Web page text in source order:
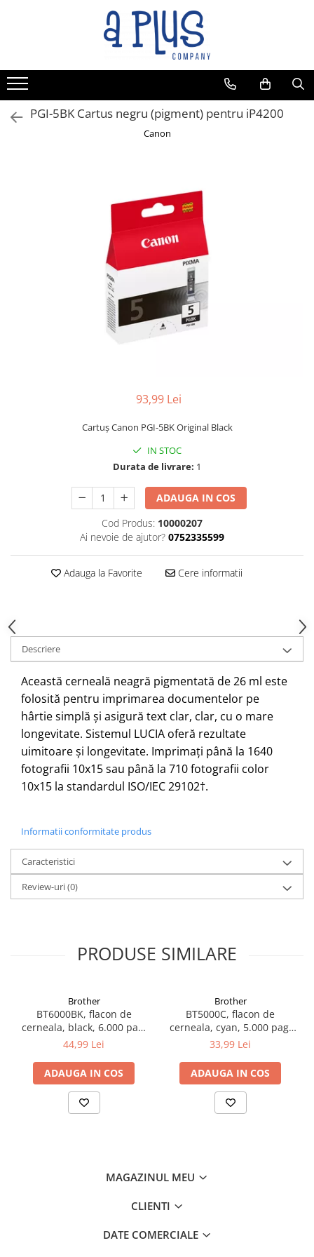
PGI-5BK Cartus negru (pigment) pentru iP4200
Canon
93,99 Lei
Cartuş Canon PGI-5BK Original Black
IN STOC
Durata de livrare: 1
ADAUGA IN COS
Cod Produs: 10000207
Ai nevoie de ajutor? 0752335599
Adauga la Favorite Cere informatii
Descriere
Această cerneală neagră pigmentată de 26 ml este
folosită pentru imprimarea documentelor pe
hârtie simplă și asigură text clar, clar, cu o mare
longevitate. Sistemul LUCIA oferă rezultate
uimitoare și longevitate. Imprimați până la 1640
fotografii 10x15 sau până la 710 fotografii color
10x15 la standardul ISO/IEC 29102†.
Informatii conformitate produs
Caracteristici
Review-uri(0)
PRODUSE SIMILARE
Brother
BT6000BK, flacon de
cerneala, black, 6.000 pag,
Ink Benefit DCP-
44,99 Lei
ADAUGA IN COS
Brother
BT5000C, flacon de
cerneala, cyan, 5.000 pag,
Ink Benefit DCP-
33,99 Lei
ADAUGA IN COS
MAGAZINUL MEU
CLIENTI
DATE COMERCIALE